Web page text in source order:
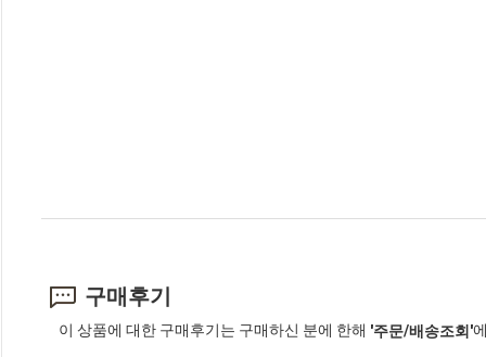
구매후기
이 상품에 대한 구매후기는 구매하신 분에 한해 '주문/배송조회'